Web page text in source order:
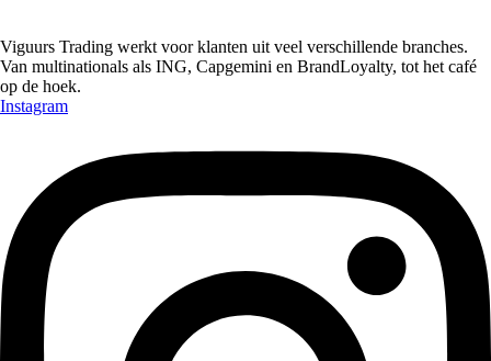
Viguurs Trading werkt voor klanten uit veel verschillende branches.
Van multinationals als ING, Capgemini en BrandLoyalty, tot het café
op de hoek.
Instagram